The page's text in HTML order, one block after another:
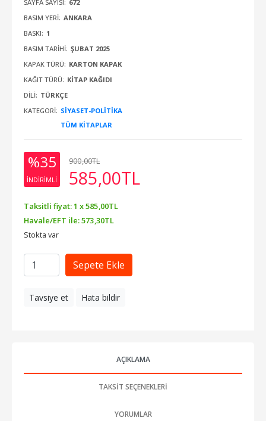
SAYFA SAYISI: 672
BASIM YERI: ANKARA
BASKI: 1
BASIM TARIHI: ŞUBAT 2025
KAPAK TÜRÜ: KARTON KAPAK
KAĞIT TÜRÜ: KITAP KAĞIDI
DILI: TÜRKÇE
KATEGORI: SIYASET-POLITIKA
TÜM KITAPLAR
%35
INDIRIMLI
900,00TL
585,00TL
Taksitli fiyat: 1 x585,00TL
Havale/EFT ile:573,30TL
Stokta var
Sepete Ekle
Tavsiye et Hata bildir
AÇIKLAMA
TAKSIT SEÇENEKLERI
YORUMLAR